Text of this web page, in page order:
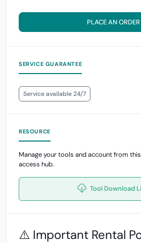
PLACE AN ORDER
SERVICE GUARANTEE
Service available 24/7
RESOURCE
Manage your tools and account from
access hub.
Tool Download
⚠️ Important Rental